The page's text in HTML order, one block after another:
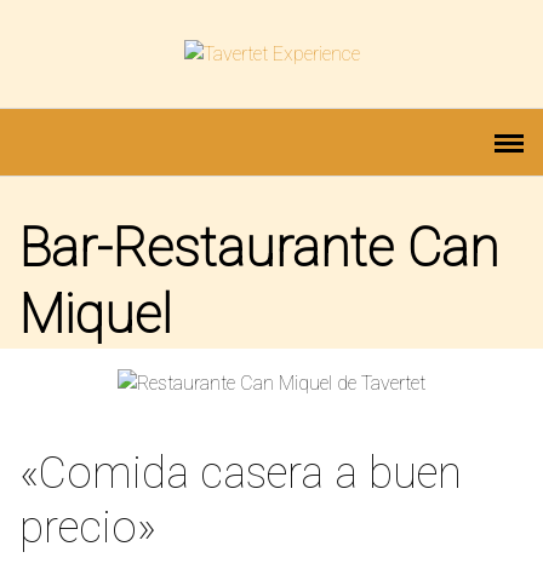
Bar-Restaurante Can
Miquel
«Comida casera a buen
precio»